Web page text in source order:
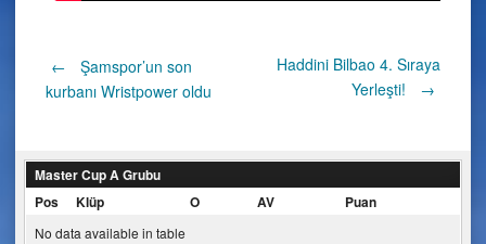
Post
←
Şamspor’un son
kurbanı Wristpower oldu
Haddini Bilbao 4. Sıraya
Yerleşti!
→
Master Cup A Grubu
Pos
Klüp O AV Puan
No data available in table